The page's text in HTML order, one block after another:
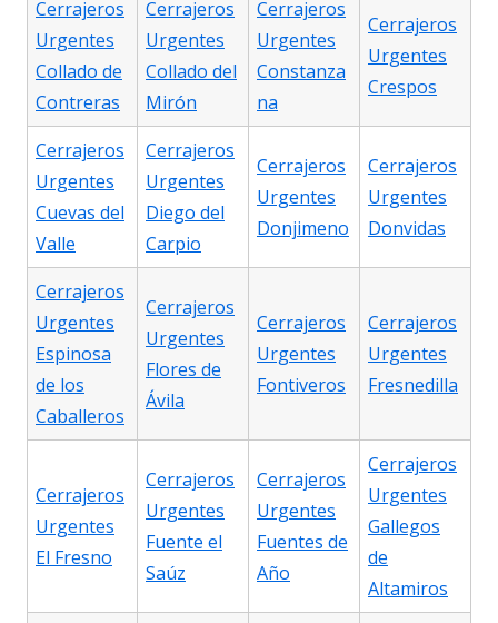
Cerrajeros
Urgentes
Collado de
Contreras
Cerrajeros
Urgentes
Collado del
Mirón
Cerrajeros
Urgentes
Constanza
na
Cerrajeros
Urgentes
Crespos
Cerrajeros
Urgentes
Cuevas del
Valle
Cerrajeros
Urgentes
Diego del
Carpio
Cerrajeros
Urgentes
Donjimeno
Cerrajeros
Urgentes
Donvidas
Cerrajeros
Urgentes
Espinosa
de los
Caballeros
Cerrajeros
Urgentes
Flores de
Ávila
Cerrajeros
Urgentes
Fontiveros
Cerrajeros
Urgentes
Fresnedilla
Cerrajeros
Urgentes
El Fresno
Cerrajeros
Urgentes
Fuente el
Saúz
Cerrajeros
Urgentes
Fuentes de
Año
Cerrajeros
Urgentes
Gallegos
de
Altamiros